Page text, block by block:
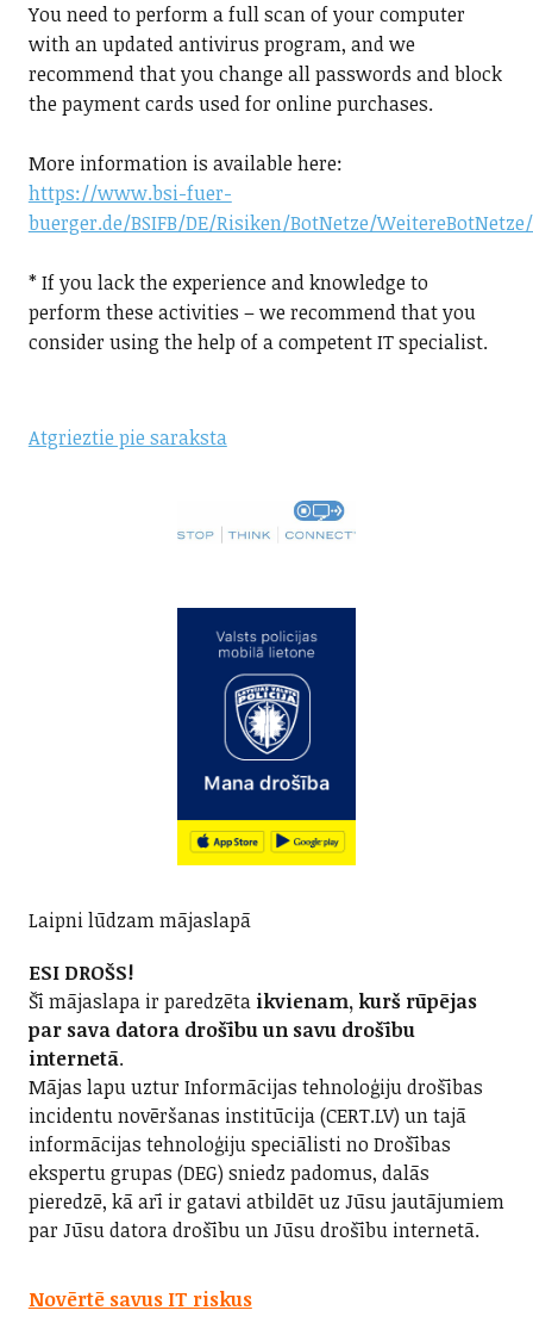
You need to perform a full scan of your computer
with an updated antivirus program, and we
recommend that you change all passwords and block
the payment cards used for online purchases.
More information is available here:
https://www.bsi-fuer-
buerger.de/BSIFB/DE/Risiken/BotNetze/
* If you lack the experience and knowledge to
perform these activities – we recommend that you
consider using the help of a competent IT specialist.
Atgrieztie pie saraksta
Laipni lūdzam mājaslapā
ESI DROŠS!
Šī mājaslapa ir paredzēta ikvienam, kurš rūpējas
par sava datora drošību un savu drošību
internetā.
Mājas lapu uztur Informācijas tehnoloģiju drošības
incidentu novēršanas institūcija (CERT.LV) un tajā
informācijas tehnoloģiju speciālisti no Drošības
ekspertu grupas (DEG) sniedz padomus, dalās
pieredzē, kā arī ir gatavi atbildēt uz Jūsu jautājumiem
par Jūsu datora drošību un Jūsu drošību internetā.
Novērtē savus IT riskus